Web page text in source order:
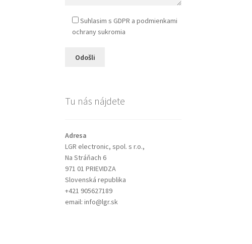
Suhlasim s GDPR a podmienkami
ochrany sukromia
Tu nás nájdete
Adresa
LGR electronic, spol. s r.o.,
Na Stráňach 6
971 01 PRIEVIDZA
Slovenská republika
+421 905627189
email: info@lgr.sk